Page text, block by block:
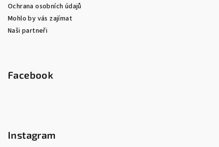
Ochrana osobních údajů
Mohlo by vás zajímat
Naši partneři
Facebook
Instagram